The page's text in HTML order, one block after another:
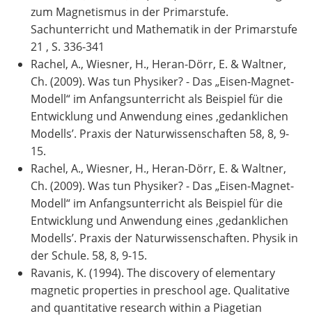
zum Magnetismus in der Primarstufe.
Sachunterricht und Mathematik in der Primarstufe
21 , S. 336-341
Rachel, A., Wiesner, H., Heran-Dörr, E. & Waltner,
Ch. (2009). Was tun Physiker? - Das „Eisen-Magnet-
Modell“ im Anfangsunterricht als Beispiel für die
Entwicklung und Anwendung eines ‚gedanklichen
Modells’. Praxis der Naturwissenschaften 58, 8, 9-
15.
Rachel, A., Wiesner, H., Heran-Dörr, E. & Waltner,
Ch. (2009). Was tun Physiker? - Das „Eisen-Magnet-
Modell“ im Anfangsunterricht als Beispiel für die
Entwicklung und Anwendung eines ‚gedanklichen
Modells’. Praxis der Naturwissenschaften. Physik in
der Schule. 58, 8, 9-15.
Ravanis, K. (1994). The discovery of elementary
magnetic properties in preschool age. Qualitative
and quantitative research within a Piagetian